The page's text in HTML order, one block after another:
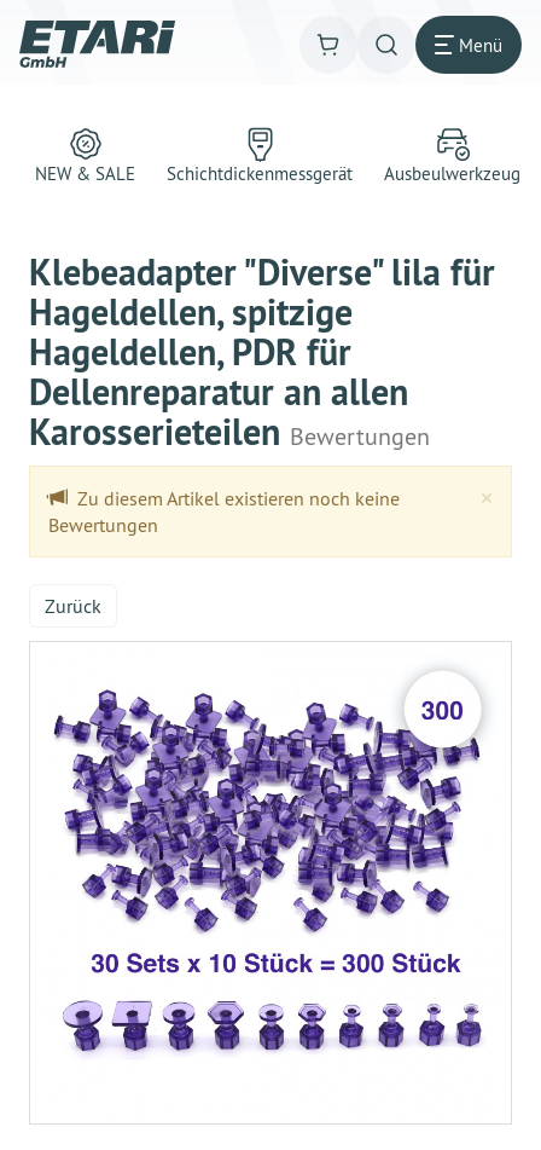
Menü
NEW & SALE Schichtdickenmessgerät Ausbeulwerkzeug
Klebeadapter "Diverse" lila für
Hageldellen, spitzige
Hageldellen, PDR für
Dellenreparatur an allen
Karosserieteilen Bewertungen
×
Zu diesem Artikel existieren noch keine
Bewertungen
Zurück